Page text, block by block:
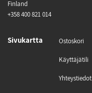
Fin­land
+358 400 821 014
Si­vu­kart­ta Os­tos­ko­ri
Käyt­tä­jä­ti­li
Yh­teys­tie­dot